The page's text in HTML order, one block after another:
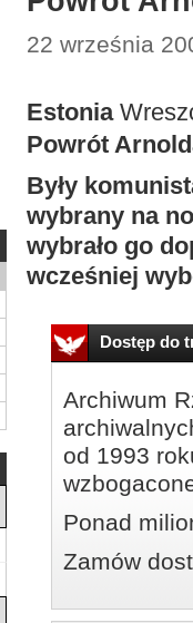
22 września
Estonia
Powrót
Były
wybrany na
wybrało go
wcześniej
Dostęp do
Archiwum
od 1993
Ponad
Zamów